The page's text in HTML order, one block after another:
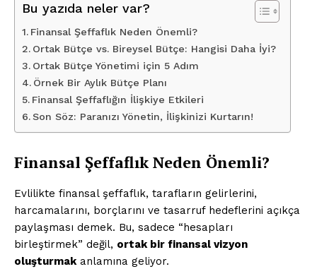
Bu yazıda neler var?
Finansal Şeffaflık Neden Önemli?
Ortak Bütçe vs. Bireysel Bütçe: Hangisi Daha İyi?
Ortak Bütçe Yönetimi için 5 Adım
Örnek Bir Aylık Bütçe Planı
Finansal Şeffaflığın İlişkiye Etkileri
Son Söz: Paranızı Yönetin, İlişkinizi Kurtarın!
Finansal Şeffaflık Neden Önemli?
Evlilikte finansal şeffaflık, tarafların gelirlerini,
harcamalarını, borçlarını ve tasarruf hedeflerini açıkça
paylaşması demek. Bu, sadece “hesapları
birleştirmek” değil, ortak bir finansal vizyon
oluşturmakanlamına geliyor.